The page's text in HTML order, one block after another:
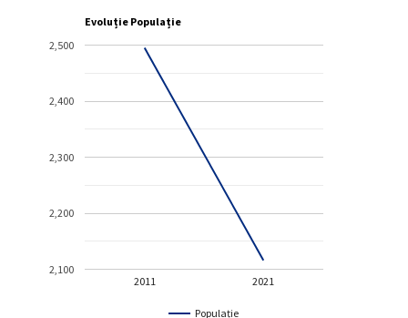
Evoluție Populație
Populație
2011 2021
2,100
2,200
2,300
2,400
2,500